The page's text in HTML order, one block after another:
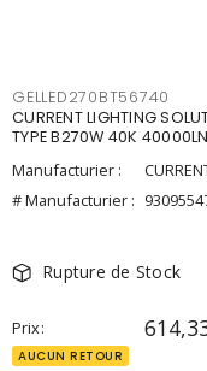
GELLED270BT56740
CURRENT LIGHTING
TYPE B270W 40K
Manufacturier :
# Manufacturier :
Rupture de Stock
Prix
AUCUN RETOUR